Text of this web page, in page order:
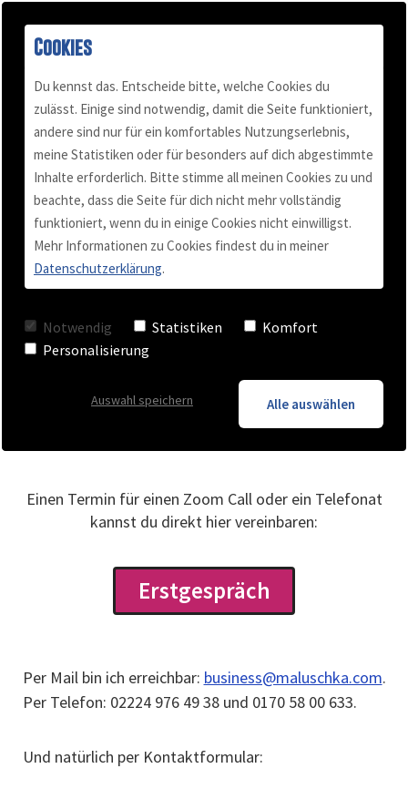
Über mich
Kundenstimmen
Buch "Konflikt-Power"
Für Selbständige
Team Training
Keynote - Vortrag
Podcast
Blog
Videos
Mail & Telefon
Termin vereinbaren
Kontakt
Einen Termin für einen Zoom Call oder ein Telefonat
kannst du direkt hier vereinbaren:
Erstgespräch
Per Mail bin ich erreichbar: business@maluschka.com.
Per Telefon: 02224 976 49 38 und 0170 58 00 633.
Und natürlich per Kontaktformular:
Cookies
Du kennst das. Entscheide bitte, welche Cookies du
zulässt. Einige sind notwendig, damit die Seite funktioniert,
andere sind nur für ein komfortables Nutzungserlebnis,
meine Statistiken oder für besonders auf dich abgestimmte
Inhalte erforderlich. Bitte stimme all meinen Cookies zu und
beachte, dass die Seite für dich nicht mehr vollständig
funktioniert, wenn du in einige Cookies nicht einwilligst.
Mehr Informationen zu Cookies findest du in meiner
Datenschutzerklärung.
Notwendig Statistiken
Komfort
Personalisierung
Auswahl speichern Alle auswählen